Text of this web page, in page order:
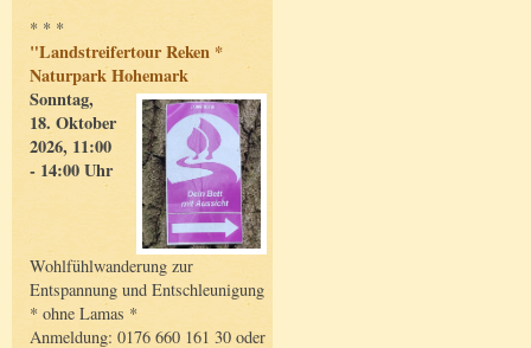
* * *
"Landstreifertour Reken *
Naturpark Hohemark
Sonntag,
18. Oktober
2026, 11:00
- 14:00 Uhr
Wohlfühlwanderung zur
Entspannung und Entschleunigung
* ohne Lamas *
Anmeldung: 0176 660 161 30 oder